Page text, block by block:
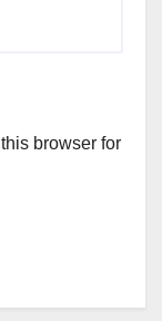
browser for